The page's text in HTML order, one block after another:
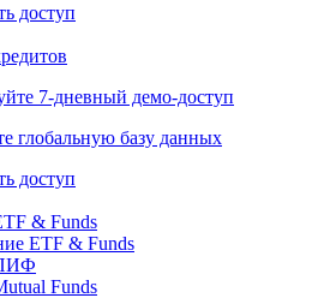
доступ
7-дневный демо-доступ
глобальную базу данных
доступ
& Funds
ETF & Funds
Funds